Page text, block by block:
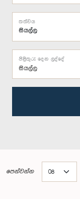
තත්වය
සියල්ල
පිළිතුරු දෙන ලද්දේ
පෙන්වන්න